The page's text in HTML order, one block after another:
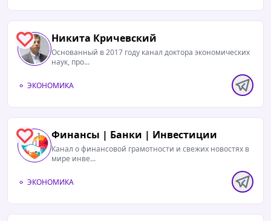
1 Никита Кричевский
Основанный в 2017 году канал доктора экономических
наук, про...
ЭКОНОМИКА
1 Финансы | Банки | Инвестиции
Канал о финансовой грамотности и свежих новостях в
мире инве...
ЭКОНОМИКА